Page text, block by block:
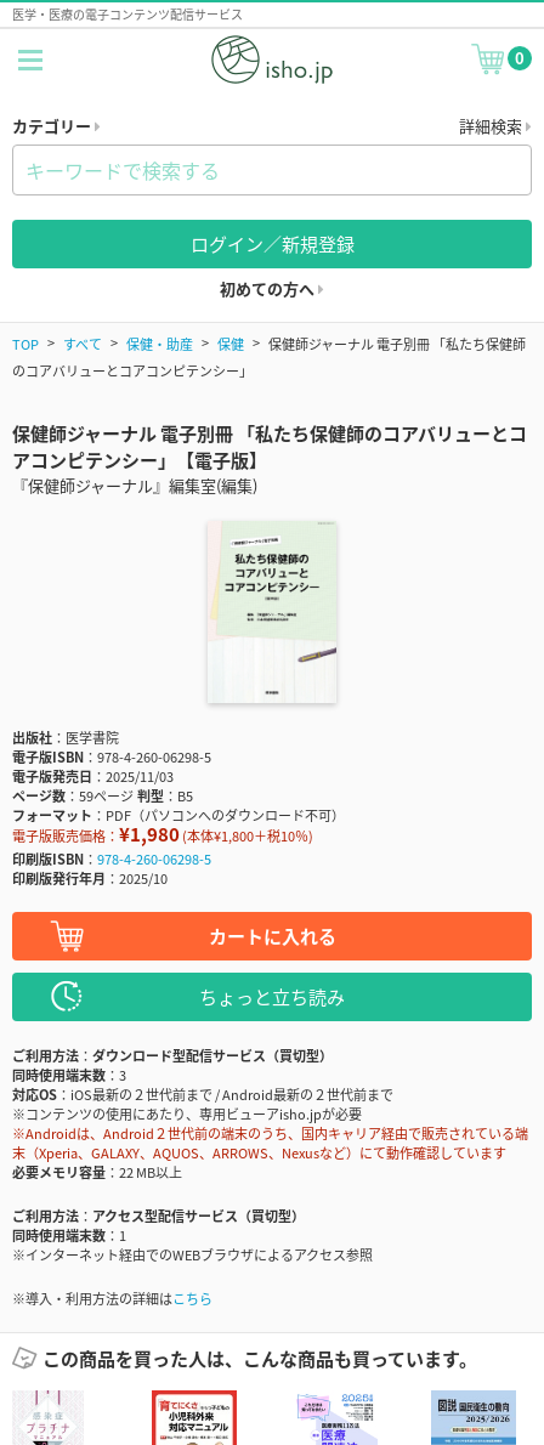
医学・医療の電子コンテンツ配信サービス
0
カテゴリー 詳細検索
ログイン／新規登録
初めての方へ
TOP すべて 保健・助産 保健
保健師ジャーナル 電子別冊 「私たち保健師
のコアバリューとコアコンピテンシー」
保健師ジャーナル 電子別冊 「私たち保健師のコアバリューとコ
アコンピテンシー」【電子版】
『保健師ジャーナル』編集室(編集)
出版社
医学書院
電子版ISBN
978-4-260-06298-5
電子版発売日
2025/11/03
ページ数
59ページ判型
B5
フォーマット
PDF（パソコンへのダウンロード不可）
電子版販売価格： ¥1,980(本体¥1,800＋税10％)
印刷版ISBN
978-4-260-06298-5
印刷版発行年月
2025/10
カートに入れる
ちょっと立ち読み
ご利用方法
ダウンロード型配信サービス（買切型）
同時使用端末数
3
対応OS
iOS最新の２世代前まで / Android最新の２世代前まで
※コンテンツの使用にあたり、専用ビューアisho.jpが必要
※Androidは、Android２世代前の端末のうち、国内キャリア経由で販売されている端
末（Xperia、GALAXY、AQUOS、ARROWS、Nexusなど）にて動作確認しています
必要メモリ容量
22 MB以上
ご利用方法
アクセス型配信サービス（買切型）
同時使用端末数
1
※インターネット経由でのWEBブラウザによるアクセス参照
※導入・利用方法の詳細はこちら
この商品を買った人は、こんな商品も買っています。